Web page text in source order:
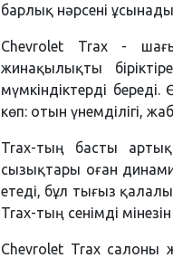
барлық нәрсені ұсынады.
Chevrolet Trax -
жинақылықты
мүмкіндіктерді
көп: отын үнемділігі,
Trax-тың басты
сызықтары оған
етеді, бұл тығыз
Trax-тың сенімді
Chevrolet Trax салоны